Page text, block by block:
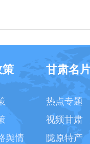
策
舆情
甘肃名
热点专题
视频甘肃
陇原特产